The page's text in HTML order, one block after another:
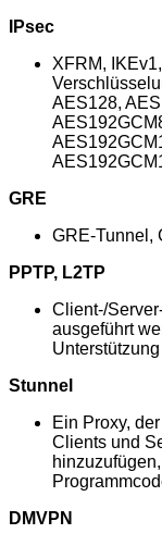
IPsec
XFRM,
AES128,
GRE
GRE-Tunnel,
PPTP, L2TP
Client-/
ausgeführt
Unterstützung
Stunnel
Ein Proxy,
Clients und
DMVPN